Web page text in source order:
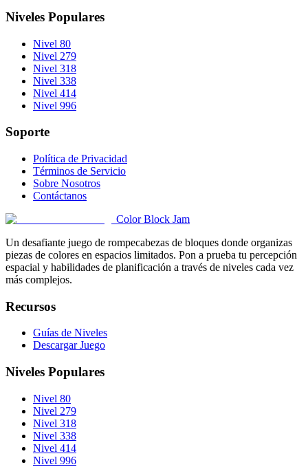
Niveles Populares
Nivel 80
Nivel 279
Nivel 318
Nivel 338
Nivel 414
Nivel 996
Soporte
Política de Privacidad
Términos de Servicio
Sobre Nosotros
Contáctanos
Color Block Jam
Un desafiante juego de rompecabezas de bloques donde organizas
piezas de colores en espacios limitados. Pon a prueba tu percepción
espacial y habilidades de planificación a través de niveles cada vez
más complejos.
Recursos
Guías de Niveles
Descargar Juego
Niveles Populares
Nivel 80
Nivel 279
Nivel 318
Nivel 338
Nivel 414
Nivel 996